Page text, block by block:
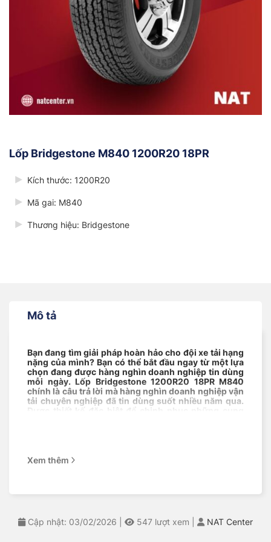
Lốp Bridgestone M840 1200R20 18PR
Kích thước: 1200R20
Mã gai: M840
Thương hiệu: Bridgestone
Mô tả
Bạn đang tìm giải pháp hoàn hảo cho đội xe tải hạng
nặng của mình? Bạn có thể bắt đầu ngay từ một lựa
chọn đang được hàng nghìn doanh nghiệp tin dùng
mỗi ngày. Lốp Bridgestone 1200R20 18PR M840
chính là câu trả lời mà hàng nghìn doanh nghiệp vận
tải chuyên nghiệp đã tin dùng suốt nhiều năm qua.
Được thiết kế đặc biệt để chinh phục những cung
tín.
Tại NAT Center
Xem thêm
Cập nhật: 03/02/2026 547 lượt xem NAT Center